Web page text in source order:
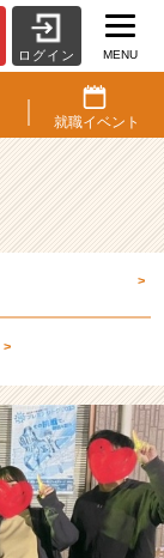
ログイン MENU
就職イベント
>
>